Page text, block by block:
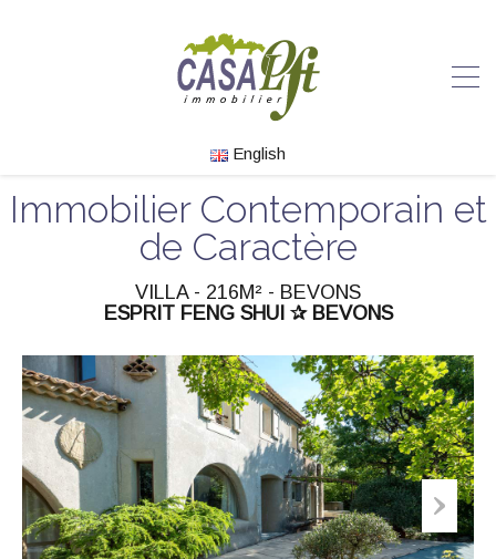
English
Immobilier Contemporain et
de Caractère
VILLA - 216M² - BEVONS
ESPRIT FENG SHUI ✰ BEVONS